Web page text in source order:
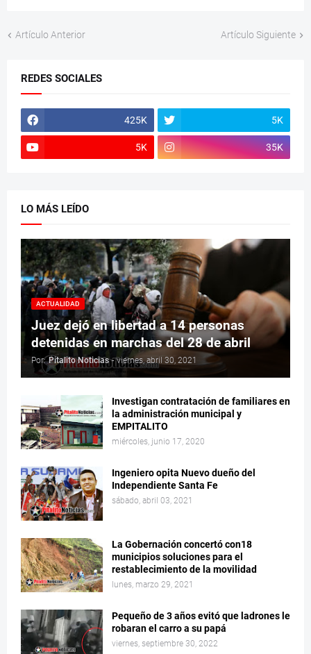
Artículo Anterior Artículo Siguiente
REDES SOCIALES
425K 5K
5K 35K
LO MÁS LEÍDO
ACTUALIDAD
Juez dejó en libertad a 14 personas
detenidas en marchas del 28 de abril
Por: Pitalito Noticias - viernes, abril 30, 2021
Investigan contratación de familiares en
la administración municipal y
EMPITALITO
miércoles, junio 17, 2020
Ingeniero opita Nuevo dueño del
Independiente Santa Fe
sábado, abril 03, 2021
La Gobernación concertó con18
municipios soluciones para el
restablecimiento de la movilidad
lunes, marzo 29, 2021
Pequeño de 3 años evitó que ladrones le
robaran el carro a su papá
viernes, septiembre 30, 2022